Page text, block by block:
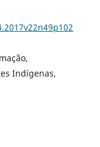
Indígenas,